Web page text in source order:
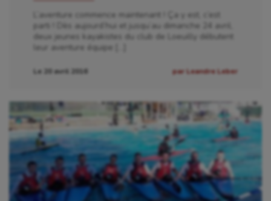
L’aventure commence maintenant ! Ça y est, c’est
parti ! Dès aujourd’hui et jusqu’au dimanche 24 avril,
deux jeunes kayakistes du club de Loeuilly débutent
leur aventure équipe […]
Le 20 avril 2016 par Leandre Leber